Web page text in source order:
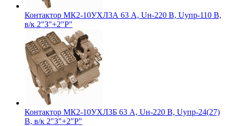
Контактор МК2-10УХЛ3А 63 А, Uн-220 В, Uупр-110 В,
в/к 2"З"+2"Р"
Контактор МК2-10УХЛ3Б 63 А, Uн-220 В, Uупр-24(27)
В, в/к 2"З"+2"Р"